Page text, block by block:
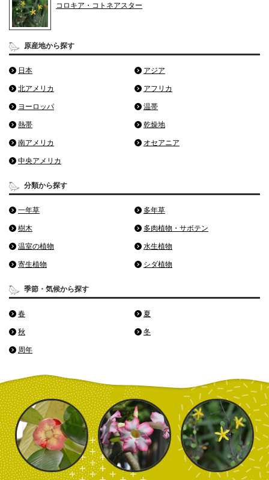
コロキア・コトネアスター
原産地から探す
日本 アジア
北アメリカ アフリカ
ヨーロッパ 温帯
熱帯 乾燥地
南アメリカ オセアニア
中央アメリカ
分類から探す
一年草 多年草
樹木 多肉植物・サボテン
温室の植物 水生植物
寄生植物 シダ植物
季節・気候から探す
春 夏
秋 冬
周年